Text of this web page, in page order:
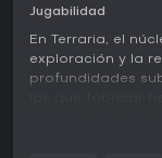
Jugabilidad
En Terraria, el
exploración y la
profundidades